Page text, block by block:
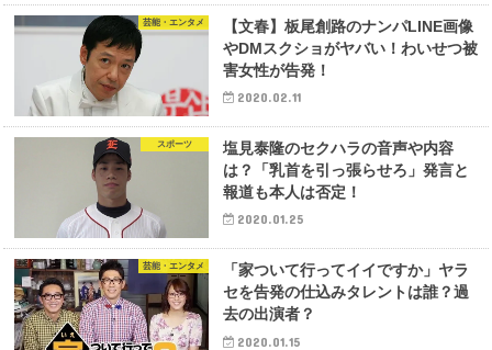
芸能・エンタメ
【文春】板尾創路のナンパLINE画像
やDMスクショがヤバい！わいせつ被
害女性が告発！
2020.02.11
スポーツ
塩見泰隆のセクハラの音声や内容
は？「乳首を引っ張らせろ」発言と
報道も本人は否定！
2020.01.25
芸能・エンタメ
「家ついて行ってイイですか」ヤラ
セを告発の仕込みタレントは誰？過
去の出演者？
2020.01.15